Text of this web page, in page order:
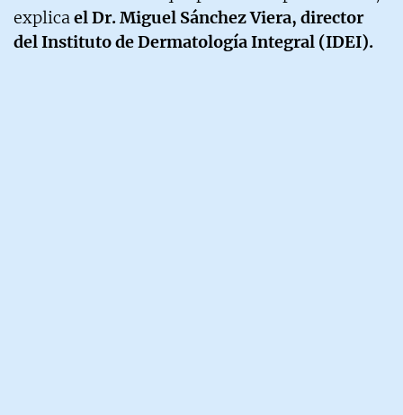
explicael Dr. Miguel Sánchez Viera, director
del Instituto de Dermatología Integral (IDEI).